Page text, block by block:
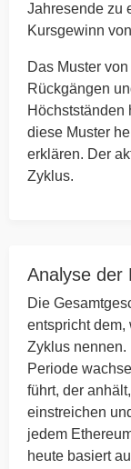
Analyse der
Die
entspricht dem,
Zyklus nennen.
Periode
führt, der
einstreichen
jedem
heute basiert
Jahresende zu
Kursgewinn
Das Muster
Rückgängen
Höchstständen
diese Muster
erklären. Der
Zyklus.